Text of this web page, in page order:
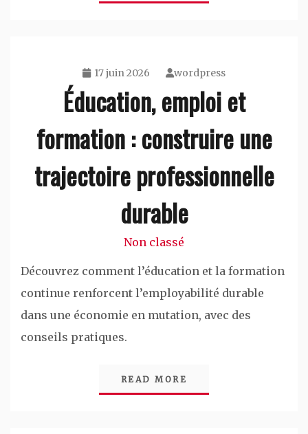
17 juin 2026 wordpress
Éducation, emploi et
formation : construire une
trajectoire professionnelle
durable
Non classé
Découvrez comment l’éducation et la formation
continue renforcent l’employabilité durable
dans une économie en mutation, avec des
conseils pratiques.
READ MORE